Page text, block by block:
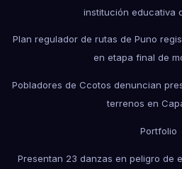
institución educativa
Plan regulador de rutas de Puno
en etapa final de
Pobladores de Ccotos denuncian
terrenos en
Portfolio
Presentan 23 danzas en peligro de